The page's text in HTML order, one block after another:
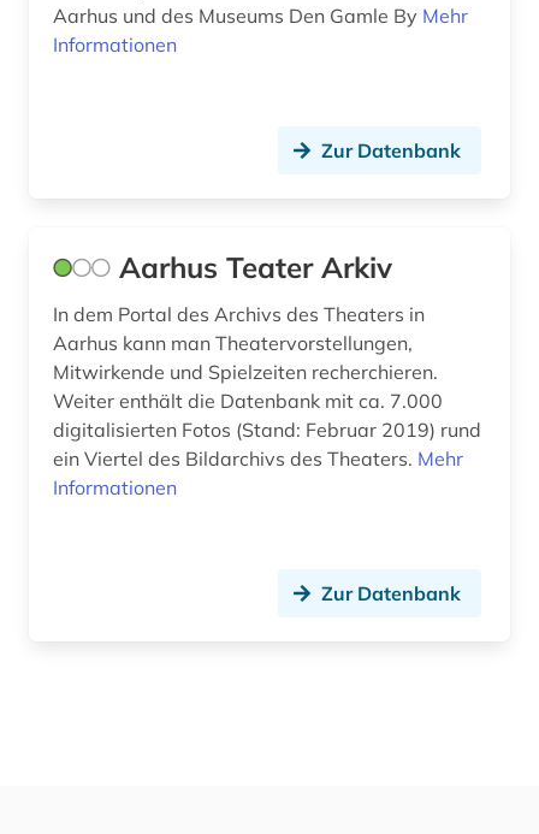
Aarhus und des Museums Den Gamle By Mehr
Informationen
Zur Datenbank
Aarhus Teater Arkiv
In dem Portal des Archivs des Theaters in
Aarhus kann man Theatervorstellungen,
Mitwirkende und Spielzeiten recherchieren.
Weiter enthält die Datenbank mit ca. 7.000
digitalisierten Fotos (Stand: Februar 2019) rund
ein Viertel des Bildarchivs des Theaters. Mehr
Informationen
Zur Datenbank